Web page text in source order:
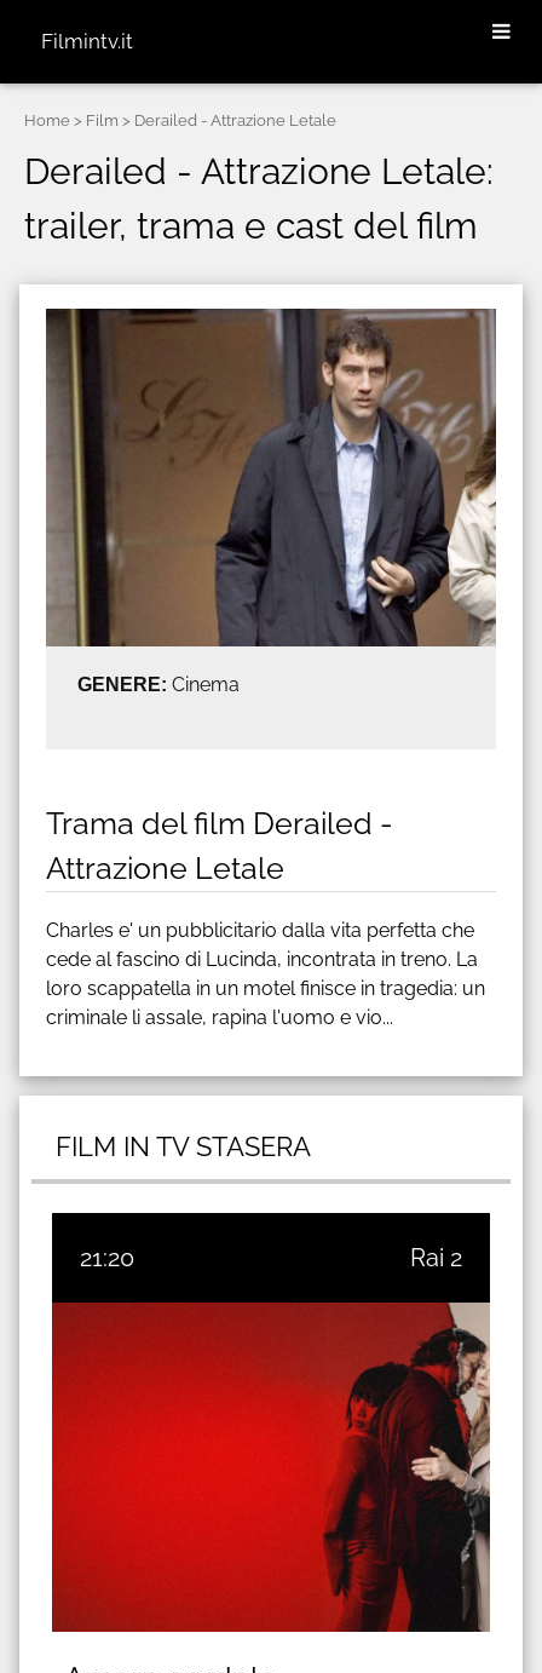
Filmintv.it
Home > Film > Derailed - Attrazione Letale
Derailed - Attrazione Letale:
trailer, trama e cast del film
GENERE: Cinema
Trama del film Derailed -
Attrazione Letale
Charles e' un pubblicitario dalla vita perfetta che
cede al fascino di Lucinda, incontrata in treno. La
loro scappatella in un motel finisce in tragedia: un
criminale li assale, rapina l'uomo e vio...
FILM IN TV STASERA
21:20 Rai 2